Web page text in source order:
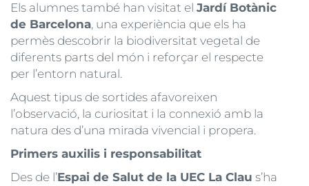
Els alumnes també han visitat el Jardí Botànic
de Barcelona, una experiència que els ha
permès descobrir la biodiversitat vegetal de
diferents parts del món i reforçar el respecte
per l’entorn natural.
Aquest tipus de sortides afavoreixen
l’observació, la curiositat i la connexió amb la
natura des d’una mirada vivencial i propera.
Primers auxilis i responsabilitat
Des de l’Espai de Salut de la UEC La Clau s’ha